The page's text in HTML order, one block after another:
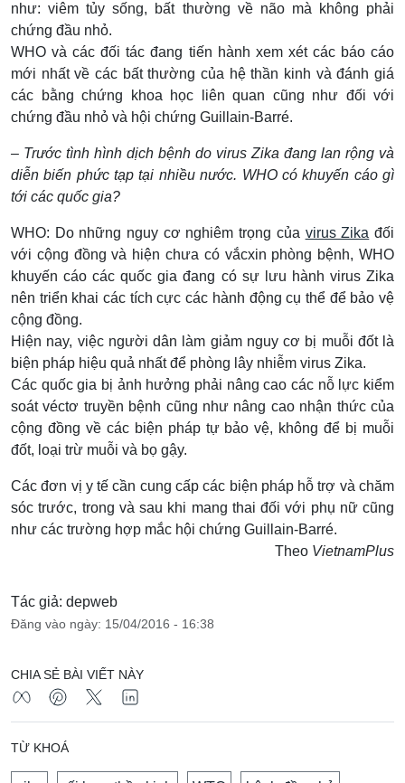
như: viêm tủy sống, bất thường về não mà không phải
chứng đầu nhỏ.
WHO và các đối tác đang tiến hành xem xét các báo cáo
mới nhất về các bất thường của hệ thần kinh và đánh giá
các bằng chứng khoa học liên quan cũng như đối với
chứng đầu nhỏ và hội chứng Guillain-Barré.
– Trước tình hình dịch bệnh do virus Zika đang lan rộng và
diễn biến phức tạp tại nhiều nước. WHO có khuyến cáo gì
tới các quốc gia?
WHO: Do những nguy cơ nghiêm trọng của virus Zika đối
với cộng đồng và hiện chưa có vắcxin phòng bệnh, WHO
khuyến cáo các quốc gia đang có sự lưu hành virus Zika
nên triển khai các tích cực các hành động cụ thể để bảo vệ
cộng đồng.
Hiện nay, việc người dân làm giảm nguy cơ bị muỗi đốt là
biện pháp hiệu quả nhất để phòng lây nhiễm virus Zika.
Các quốc gia bị ảnh hưởng phải nâng cao các nỗ lực kiểm
soát véctơ truyền bệnh cũng như nâng cao nhận thức của
cộng đồng về các biện pháp tự bảo vệ, không để bị muỗi
đốt, loại trừ muỗi và bọ gậy.
Các đơn vị y tế cần cung cấp các biện pháp hỗ trợ và chăm
sóc trước, trong và sau khi mang thai đối với phụ nữ cũng
như các trường hợp mắc hội chứng Guillain-Barré.
Theo VietnamPlus
Tác giả: depweb
Đăng vào ngày: 15/04/2016 - 16:38
CHIA SẺ BÀI VIẾT NÀY
TỪ KHOÁ